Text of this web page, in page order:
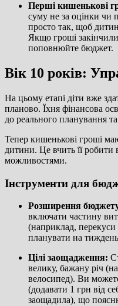
Перші кишенькові
суму не за оцінки чи
просто так, щоб
Якщо гроші
поповнюйте бюджет.
Вік 10 років:
На цьому етапі діти вже
планово. Їхня фінансова
до реального планування
Тепер кишенькові гроші
дитини. Це вчить її
можливостями.
Інструменти для
Розширення
включати частину
(наприклад,
планувати на
Цілі заощадження:
велику, бажану річ
велосипед). Ви
(додавати 1 грн від
заощадила), що